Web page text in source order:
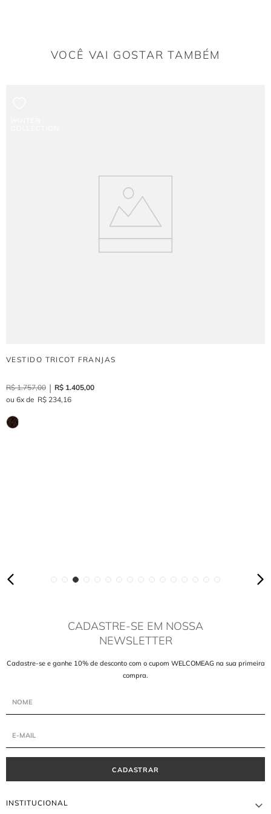
A composição com alta porcentagem de elastano e poliamida garante que a
VOCÊ VAI GOSTAR TAMBÉM
VESTIDO TRICOT FRANJAS
R$ 1.757,00 R$ 1.405,00
6
R$ 234,16
CADASTRE-SE EM NOSSA
NEWSLETTER
Cadastre-se e ganhe 10% de desconto com o cupom WELCOMEAG na sua primeira
compra.
CADASTRAR
INSTITUCIONAL